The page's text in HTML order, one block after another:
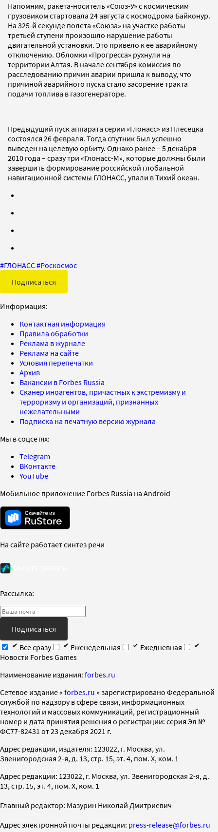
Напомним, ракета-носитель «Союз-У» с космическим
грузовиком стартовала 24 августа с космодрома Байконур.
На 325-й секунде полета «Союза» на участке работы
третьей ступени произошло нарушение работы
двигательной установки. Это привело к ее аварийному
отключению. Обломки «Прогресса» рухнули на
территории Алтая. В начале сентября комиссия по
расследованию причин аварии пришла к выводу, что
причиной аварийного пуска стало засорение тракта
подачи топлива в газогенераторе.
Предыдущий пуск аппарата серии «Глонасс» из Плесецка
состоялся 26 февраля. Тогда спутник был успешно
выведен на целевую орбиту. Однако ранее – 5 декабря
2010 года – сразу три «Глонасс-М», которые должны были
завершить формирование российской глобальной
навигационной системы ГЛОНАСС, упали в Тихий океан.
#ГЛОНАСС#Роскосмос
Подписаться
Информация:
Контактная информация
Правила обработки
Реклама в журнале
Реклама на сайте
Условия перепечатки
Архив
Вакансии в Forbes Russia
Сканер иноагентов, причастных к экстремизму и
терроризму и организаций, признанных
нежелательными
Подписка на печатную версию журнала
Мы в соцсетях:
Telegram
ВКонтакте
YouTube
Мобильное приложение Forbes Russia на Android
На сайте работает синтез речи
Рассылка:
Подписаться
Все сразу
Еженедельная
Ежедневная
Новости Forbes Games
Наименование издания: forbes.ru
Cетевое издание « forbes.ru » зарегистрировано Федеральной
службой по надзору в сфере связи, информационных
технологий и массовых коммуникаций, регистрационный
номер и дата принятия решения о регистрации: серия Эл №
ФС77-82431 от 23 декабря 2021 г.
Адрес редакции, издателя: 123022, г. Москва, ул.
Звенигородская 2-я, д. 13, стр. 15, эт. 4, пом. X, ком. 1
Адрес редакции: 123022, г. Москва, ул. Звенигородская 2-я, д.
13, стр. 15, эт. 4, пом. X, ком. 1
Главный редактор: Мазурин Николай Дмитриевич
Адрес электронной почты редакции: press-release@forbes.ru